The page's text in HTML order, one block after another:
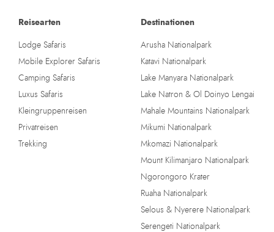
Reisearten
Lodge Safaris
Mobile Explorer Safaris
Camping Safaris
Luxus Safaris
Kleingruppenreisen
Privatreisen
Trekking
Destinationen
Arusha Nationalpark
Katavi Nationalpark
Lake Manyara Nationalpark
Lake Natron & Ol Doinyo Lengai
Mahale Mountains Nationalpark
Mikumi Nationalpark
Mkomazi Nationalpark
Mount Kilimanjaro Nationalpark
Ngorongoro Krater
Ruaha Nationalpark
Selous & Nyerere Nationalpark
Serengeti Nationalpark